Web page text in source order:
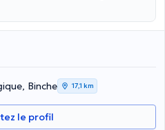
Binche 17,1 km
le profil